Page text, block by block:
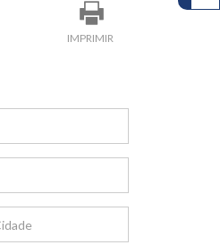
IMPRIMIR